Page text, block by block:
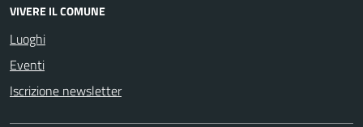
VIVERE IL COMUNE
Luoghi
Eventi
Iscrizione newsletter